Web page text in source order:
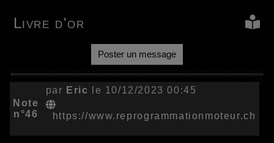
Livre d'or
Poster un message
Note
n°46
par Eric le 10/12/2023 00:45
https://www.reprogrammationmoteur.ch